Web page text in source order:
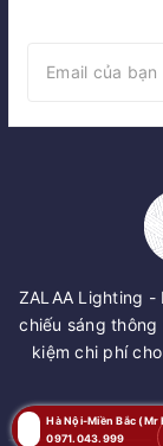
ZALAA Lighting -
chiếu sáng
kiệm chi phí
Hà Nội-Miền Bắc (Mr
0971.043.999